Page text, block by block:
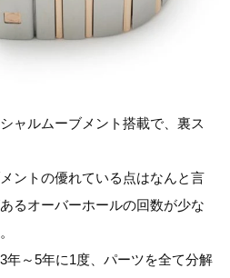
ャルムーブメント搭載で、裏ス
ントの優れている点はなんと言
るオーバーホールの回数が少な
年～5年に1度、パーツを全て分解